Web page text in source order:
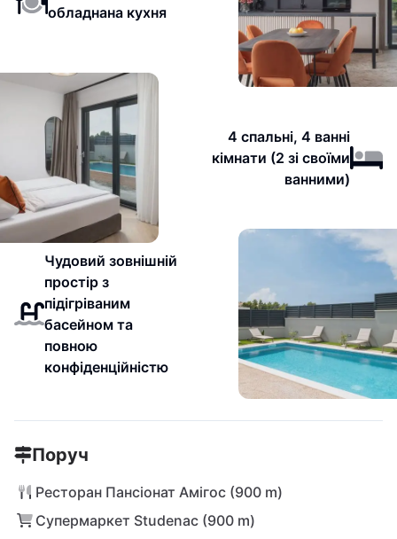
обладнана кухня
4 спальні, 4 ванні
кімнати (2 зі своїми
ванними)
Чудовий зовнішній
простір з
підігріваним
басейном та
повною
конфіденційністю
Поруч
Ресторан Пансіонат Амігос (900 m)
Супермаркет Studenac (900 m)